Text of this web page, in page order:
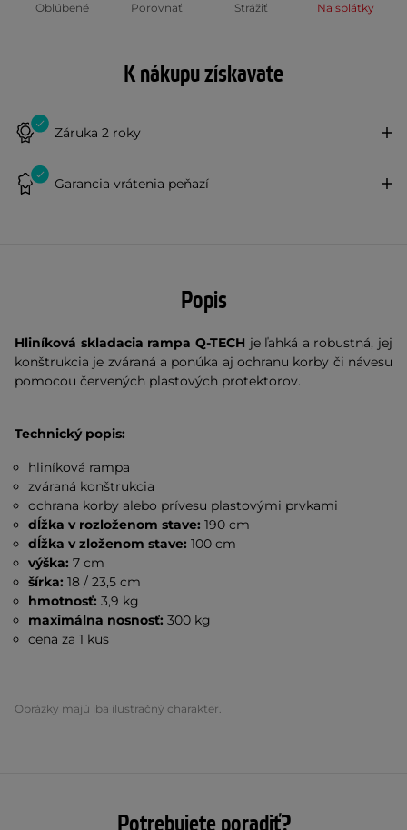
Obľúbené Porovnať Strážiť Na splátky
K nákupu získavate
Záruka 2 roky
Garancia vrátenia peňazí
Popis
Hliníková skladacia rampa Q-TECH je ľahká a robustná, jej
konštrukcia je zváraná a ponúka aj ochranu korby či návesu
pomocou červených plastových protektorov.
Technický popis:
hliníková rampa
zváraná konštrukcia
ochrana korby alebo prívesu plastovými prvkami
dĺžka v rozloženom stave: 190 cm
dĺžka v zloženom stave: 100 cm
výška:7 cm
šírka:18 / 23,5 cm
hmotnosť:3,9 kg
maximálna nosnosť: 300 kg
cena za 1 kus
Obrázky majú iba ilustračný charakter.